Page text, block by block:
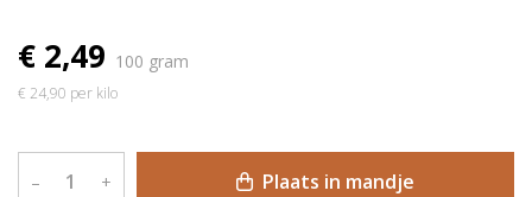
€ 2,49 100 gram
€ 24,90 per kilo
– + Plaats in mandje